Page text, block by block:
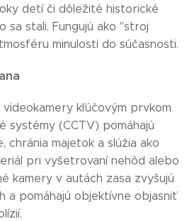
detí či dôležité historické
sa stali. Fungujú ako "stroj
minulosti do súčasnosti.
kľúčovým prvkom
systémy (CCTV) pomáhajú
chránia majetok a slúžia ako
pri vyšetrovaní nehôd alebo
kamery v autách zasa zvyšujú
a pomáhajú objektívne objasniť